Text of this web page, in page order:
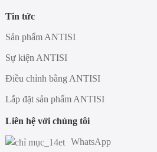
Tin tức
Sản phẩm ANTISI
Sự kiện ANTISI
Điều chỉnh bằng ANTISI
Lắp đặt sản phẩm ANTISI
Liên hệ với chúng tôi
WhatsApp